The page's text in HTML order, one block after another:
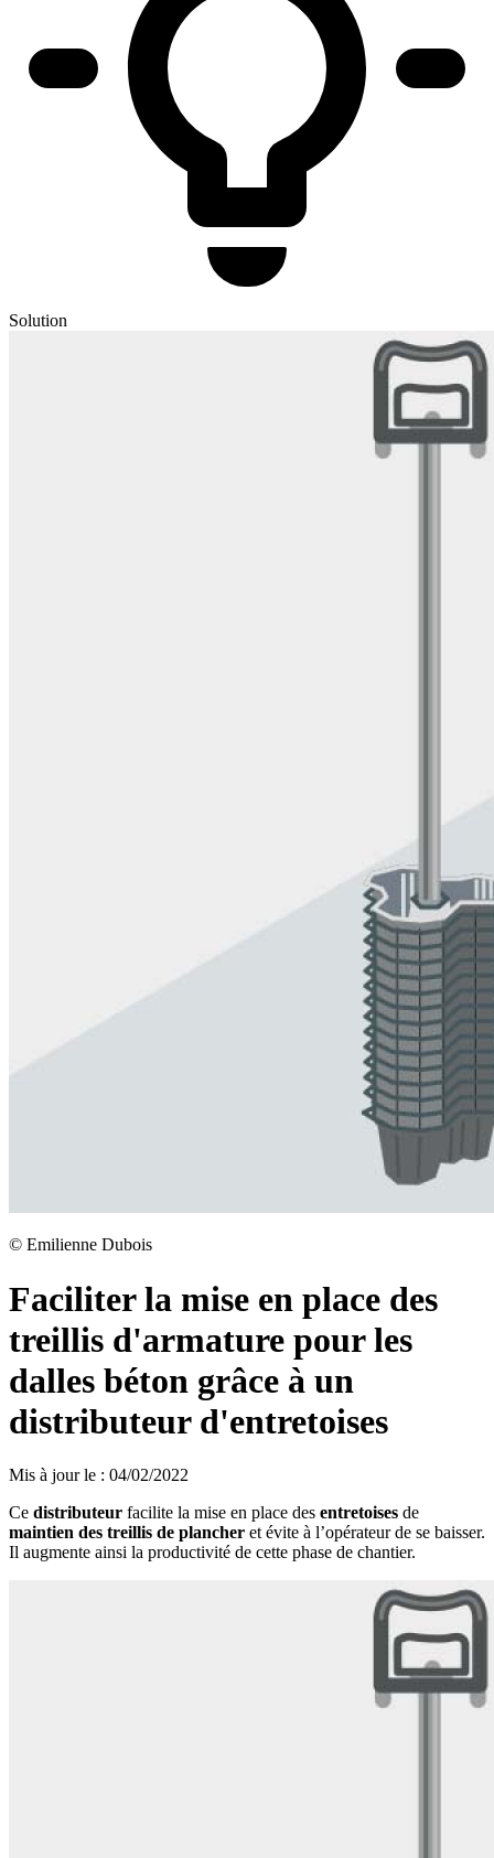
Solution
© Emilienne Dubois
Faciliter la mise en place des
treillis d'armature pour les
dalles béton grâce à un
distributeur d'entretoises
Mis à jour le : 04/02/2022
Ce distributeur facilite la mise en place des entretoises de
maintien des treillis de plancher et évite à l’opérateur de se baisser.
Il augmente ainsi la productivité de cette phase de chantier.